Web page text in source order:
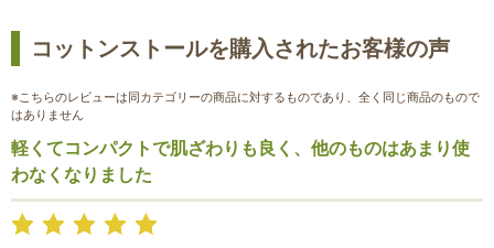
コットンストールを購入されたお客様の声
※こちらのレビューは同カテゴリーの商品に対するものであり、全く同じ商品のもので
はありません
軽くてコンパクトで肌ざわりも良く、他のものはあまり使
わなくなりました